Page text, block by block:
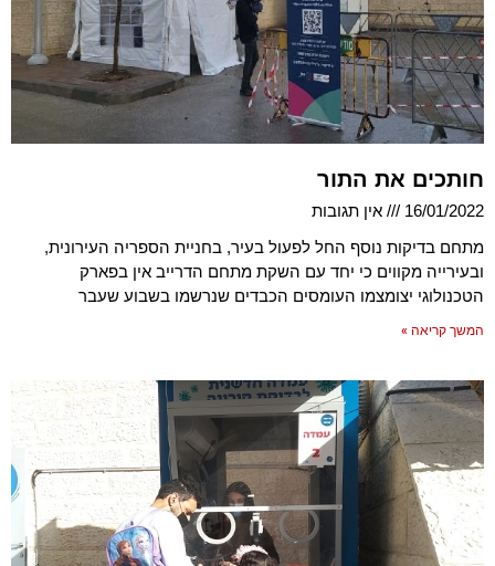
חותכים את התור
16/01/2022
אין תגובות
מתחם בדיקות נוסף החל לפעול בעיר, בחניית הספריה העירונית,
ובעירייה מקווים כי יחד עם השקת מתחם הדרייב אין בפארק
הטכנולוגי יצומצמו העומסים הכבדים שנרשמו בשבוע שעבר
המשך קריאה »